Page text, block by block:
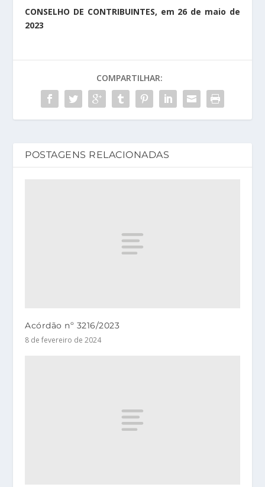
CONSELHO DE CONTRIBUINTES, em 26 de maio de
2023
COMPARTILHAR:
POSTAGENS RELACIONADAS
Acórdão nº 3216/2023
8 de fevereiro de 2024